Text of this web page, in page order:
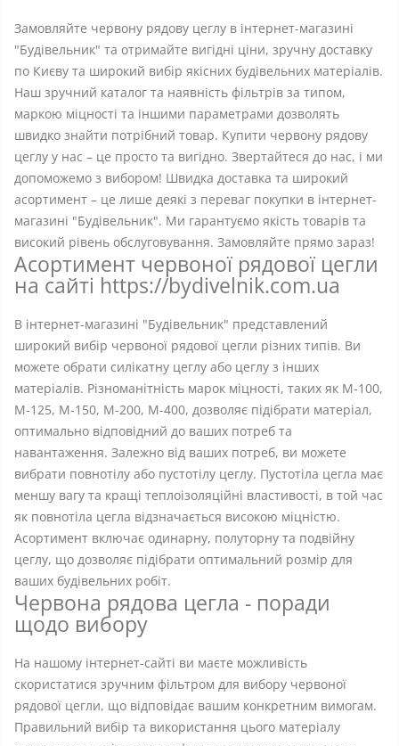
Замовляйте червону рядову цеглу в інтернет-магазині
"Будівельник" та отримайте вигідні ціни, зручну доставку
по Києву та широкий вибір якісних будівельних матеріалів.
Наш зручний каталог та наявність фільтрів за типом,
маркою міцності та іншими параметрами дозволять
швидко знайти потрібний товар. Купити червону рядову
цеглу у нас – це просто та вигідно. Звертайтеся до нас, і ми
допоможемо з вибором! Швидка доставка та широкий
асортимент – це лише деякі з переваг покупки в інтернет-
магазині "Будівельник". Ми гарантуємо якість товарів та
високий рівень обслуговування. Замовляйте прямо зараз!
Асортимент червоної рядової цегли
на сайті https://bydivelnik.com.ua
В інтернет-магазині "Будівельник" представлений
широкий вибір червоної рядової цегли різних типів. Ви
можете обрати силікатну цеглу або цеглу з інших
матеріалів. Різноманітність марок міцності, таких як М-100,
М-125, М-150, М-200, М-400, дозволяє підібрати матеріал,
оптимально відповідний до ваших потреб та
навантаження. Залежно від ваших потреб, ви можете
вибрати повнотілу або пустотілу цеглу. Пустотіла цегла має
меншу вагу та кращі теплоізоляційні властивості, в той час
як повнотіла цегла відзначається високою міцністю.
Асортимент включає одинарну, полуторну та подвійну
цеглу, що дозволяє підібрати оптимальний розмір для
ваших будівельних робіт.
Червона рядова цегла - поради
щодо вибору
На нашому інтернет-сайті ви маєте можливість
скористатися зручним фільтром для вибору червоної
рядової цегли, що відповідає вашим конкретним вимогам.
Правильний вибір та використання цього матеріалу